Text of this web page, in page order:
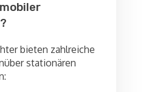
bieten zahlreiche
stationären